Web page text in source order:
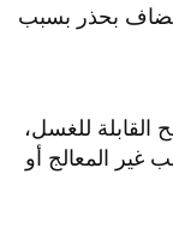
بحذر بسبب
للغسل،
غير المعالج أو